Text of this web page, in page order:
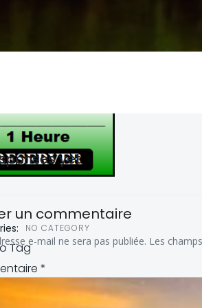
NO CATEGORY
Tag
yet
un commentaire
e-mail ne sera pas publiée. Les
*